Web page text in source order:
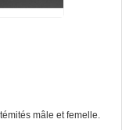
mâle et femelle.